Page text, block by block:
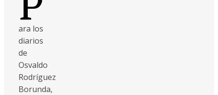
ara los
diarios
de
Osvaldo
Rodríguez
Borunda,